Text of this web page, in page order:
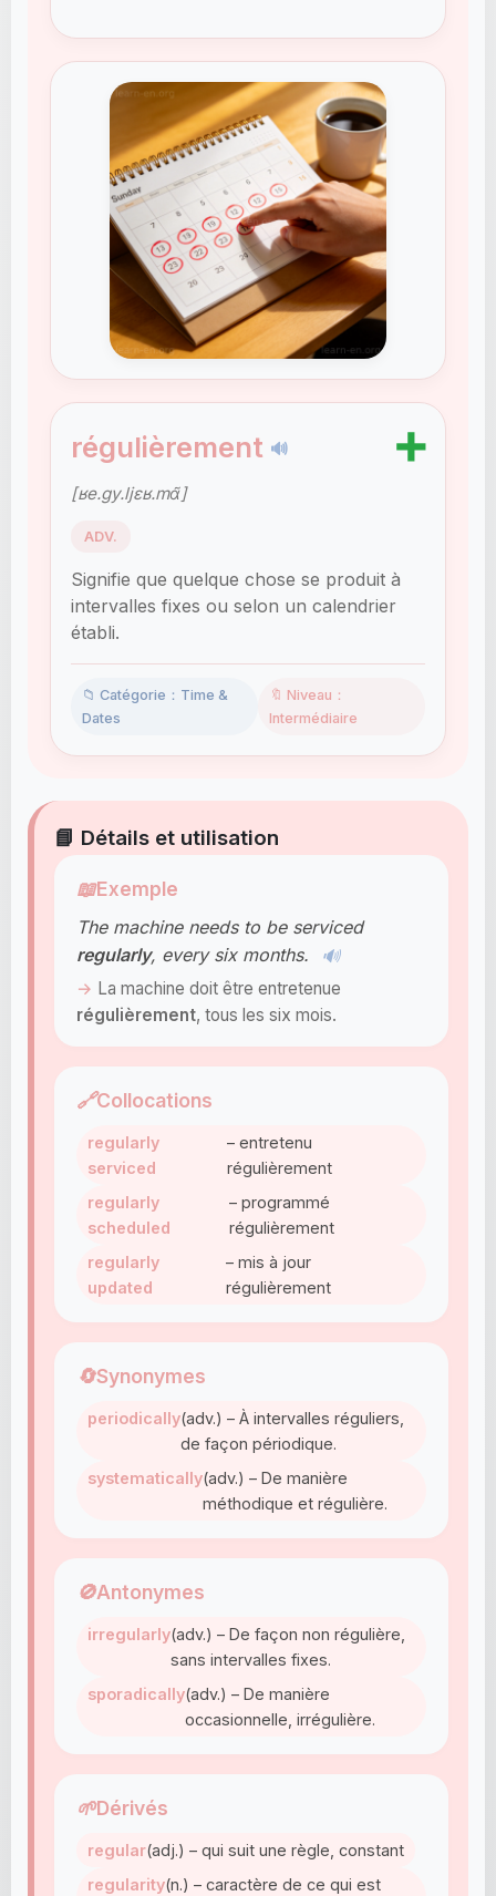
régulièrement 🔊 ➕
[ʁe.ɡy.ljɛʁ.mɑ̃]
ADV.
Signifie que quelque chose se produit à
intervalles fixes ou selon un calendrier
établi.
📁 Catégorie：Time &
Dates
🔖 Niveau：
Intermédiaire
📘 Détails et utilisation
📖Exemple
The machine needs to be serviced
regularly, every six months. 🔊
La machine doit être entretenue
régulièrement, tous les six mois.
🔗Collocations
regularly
serviced
– entretenu
régulièrement
regularly
scheduled
– programmé
régulièrement
regularly
updated
– mis à jour
régulièrement
🔄Synonymes
periodically(adv.) – À intervalles réguliers,
de façon périodique.
systematically(adv.) – De manière
méthodique et régulière.
🚫Antonymes
irregularly(adv.) – De façon non régulière,
sans intervalles fixes.
sporadically(adv.) – De manière
occasionnelle, irrégulière.
🌱Dérivés
regular(adj.) – qui suit une règle, constant
regularity(n.) – caractère de ce qui est